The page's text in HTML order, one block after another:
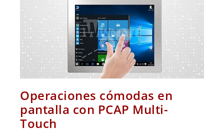
Operaciones cómodas en
pantalla con PCAP Multi-
Touch